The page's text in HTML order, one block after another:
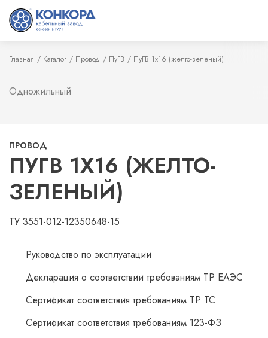
Главная Каталог Провод ПуГВ ПуГВ 1х16 (желто-зеленый)
Одножильный
ПРОВОД
ПУГВ 1Х16 (ЖЕЛТО-
ЗЕЛЕНЫЙ)
ТУ 3551-012-12350648-15
Руководство по эксплуатации
Декларация о соответствии требованиям ТР ЕАЭС
Сертификат соответствия требованиям ТР ТС
Сертификат соответствия требованиям 123-ФЗ